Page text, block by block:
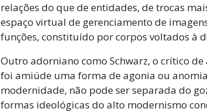
relações do que de entidades, de trocas
espaço virtual de gerenciamento de
funções, constituído por corpos voltados à
Outro adorniano como Schwarz, o crítico
foi amiúde uma forma de agonia ou
modernidade, não pode ser separada do
formas ideológicas do alto modernismo